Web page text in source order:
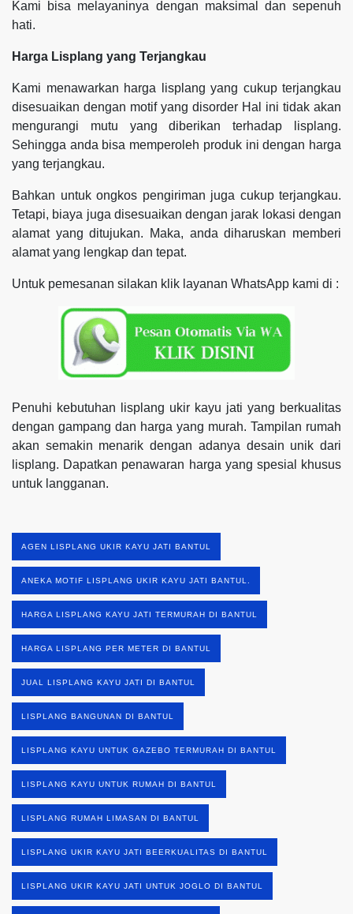
Kami bisa melayaninya dengan maksimal dan sepenuh
hati.
Harga Lisplang yang Terjangkau
Kami menawarkan harga lisplang yang cukup terjangkau
disesuaikan dengan motif yang disorder Hal ini tidak akan
mengurangi mutu yang diberikan terhadap lisplang.
Sehingga anda bisa memperoleh produk ini dengan harga
yang terjangkau.
Bahkan untuk ongkos pengiriman juga cukup terjangkau.
Tetapi, biaya juga disesuaikan dengan jarak lokasi dengan
alamat yang ditujukan. Maka, anda diharuskan memberi
alamat yang lengkap dan tepat.
Untuk pemesanan silakan klik layanan WhatsApp kami di :
Penuhi kebutuhan lisplang ukir kayu jati yang berkualitas
dengan gampang dan harga yang murah. Tampilan rumah
akan semakin menarik dengan adanya desain unik dari
lisplang. Dapatkan penawaran harga yang spesial khusus
untuk langganan.
AGEN LISPLANG UKIR KAYU JATI BANTUL
ANEKA MOTIF LISPLANG UKIR KAYU JATI BANTUL.
HARGA LISPLANG KAYU JATI TERMURAH DI BANTUL
HARGA LISPLANG PER METER DI BANTUL
JUAL LISPLANG KAYU JATI DI BANTUL
LISPLANG BANGUNAN DI BANTUL
LISPLANG KAYU UNTUK GAZEBO TERMURAH DI BANTUL
LISPLANG KAYU UNTUK RUMAH DI BANTUL
LISPLANG RUMAH LIMASAN DI BANTUL
LISPLANG UKIR KAYU JATI BEERKUALITAS DI BANTUL
LISPLANG UKIR KAYU JATI UNTUK JOGLO DI BANTUL